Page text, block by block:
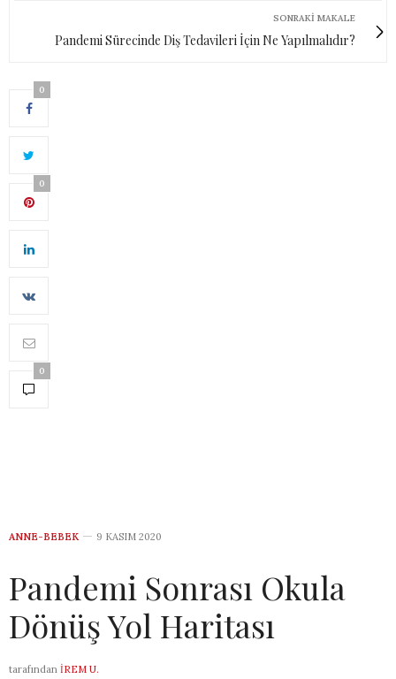
SONRAKI MAKALE
Pandemi Sürecinde Diş Tedavileri İçin Ne Yapılmalıdır?
0
0
0
ANNE-BEBEK 9 KASIM 2020
Pandemi Sonrası Okula
Dönüş Yol Haritası
tarafından İREM U.